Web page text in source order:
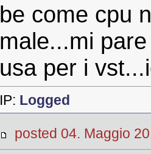
be come cpu
male...mi
usa per i
IP: Logged
posted 04. Maggio